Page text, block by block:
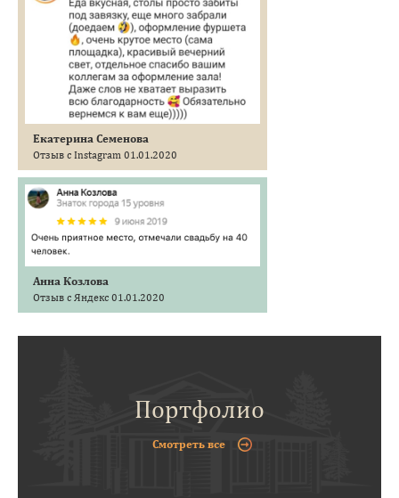
Екатерина Семенова
Отзыв с Instagram 01.01.2020
Анна Козлова
Отзыв с Яндекс 01.01.2020
Портфолио
Смотреть все